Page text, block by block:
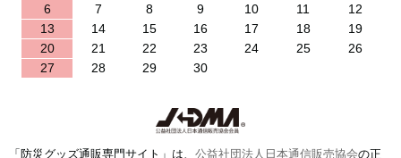
6
7 8 9 10 11
12
13
14 15 16 17 18
19
20
21 22 23 24 25
26
27
28 29 30
「防災グッズ通販専門サイト」は、 公益社団法人日本通信販売協会の正